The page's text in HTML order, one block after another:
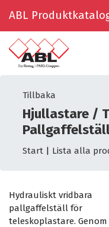
ABL
Tillbaka
Hjullastare /
Start| Lista alla
Hydrauliskt vridbara
pallgaffelställ för
teleskoplastare. Genom